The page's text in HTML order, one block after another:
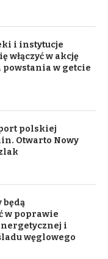
i instytucje
włączyć w akcję
w getcie
polskiej
Otwarto Nowy
będą
w poprawie
i
węglowego